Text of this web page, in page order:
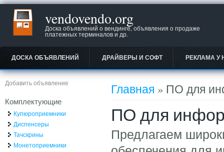
vendovendo.org
Доска объявлений о вендинге, объявления о продаже
платежных терминалов и др.
ДОСКА ОБЪЯВЛЕНИЙ ДРАЙВЕРЫ И СОФТ РЕКЛАМА У
Вы здесь
Главная » ПО для
ПО для
Предлагаем
Добавить объявление
Комплектующие
Купюроприемники
Диспенсеры
Тачскрины
Монетоприемники